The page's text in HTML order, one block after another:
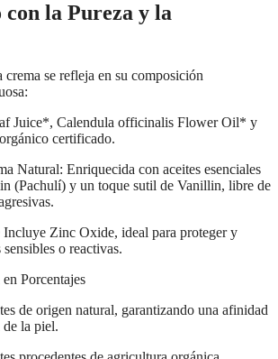
la Pureza y la
crema se refleja en su composición
Juice*, Calendula officinalis Flower Oil* y
certificado.
Natural: Enriquecida con aceites esenciales
(Pachulí) y un toque sutil de Vanillin, libre de
Incluye Zinc Oxide, ideal para proteger y
o reactivas.
Porcentajes
de origen natural, garantizando una afinidad
la piel.